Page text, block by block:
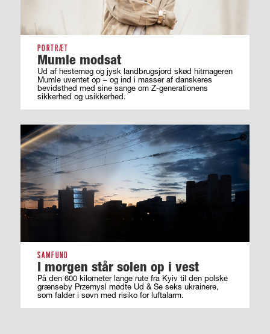
PORTRÆT
Mumle modsat
Ud af hestemøg og jysk landbrugsjord skød hitmageren
Mumle uventet op – og ind i masser af ­danskeres
bevidsthed med sine sange om ­Z-generationens
sikkerhed og usikkerhed.
SAMFUND
I morgen står solen op i vest
På den 600 kilometer lange rute fra Kyiv til den polske
grænseby Przemysl mødte Ud & Se seks ukrainere,
som falder i søvn med risiko for luftalarm.